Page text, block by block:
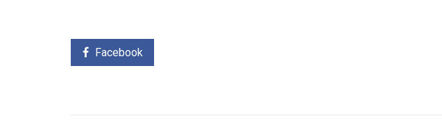
Facebook